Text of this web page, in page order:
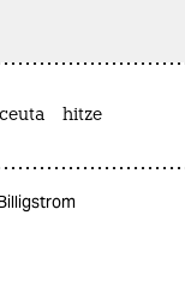
ceuta hitze